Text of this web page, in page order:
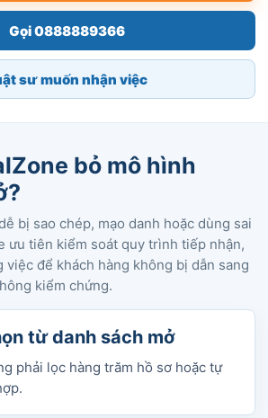
Gọi 0888889366
sư muốn nhận việc
bỏ mô hình
bị sao chép, mạo danh hoặc dùng sai
ưu tiên kiểm soát quy trình tiếp nhận,
việc để khách hàng không bị dẫn sang
kiểm chứng.
từ danh sách mở
phải lọc hàng trăm hồ sơ hoặc tự